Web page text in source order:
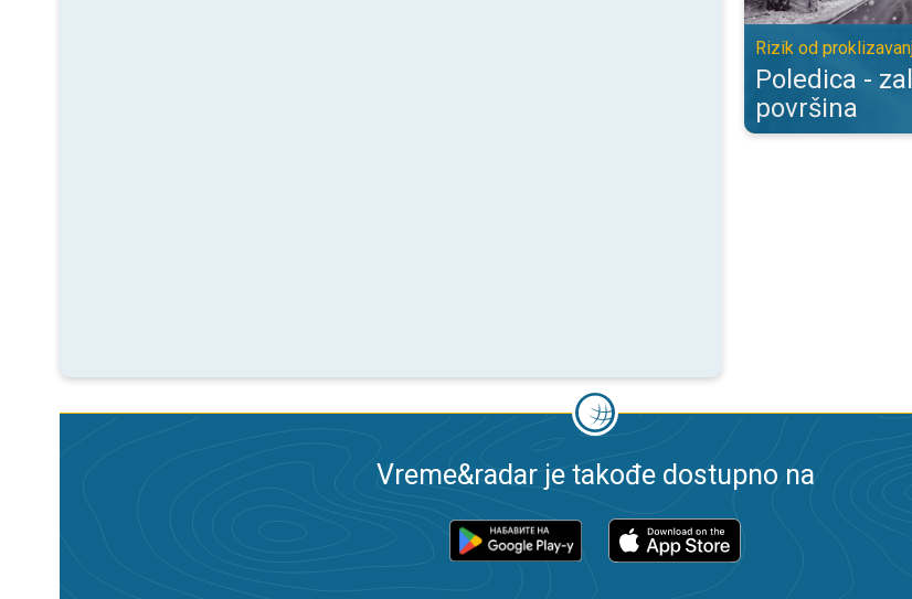
Rizik od
Poledica -
površina
Vreme&radar je takođe dostupno na